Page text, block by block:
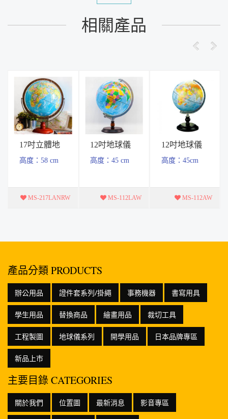
相關產品
17吋立體地
球儀(木座)
高度：58 cm
MS-217LANRW
12吋地球儀
(木)座附燈
高度：45 cm
MS-112LAW
12吋地球儀
(木座)
高度：45cm
MS-112AW
產品分類 PRODUCTS
辦公用品 證件套系列/掛繩 事務機器 書寫用具
學生用品 替換商品 繪畫用品 裁切工具
工程製圖 地球儀系列 開學用品 日本品牌專區
新品上市
主要目錄 CATEGORIES
關於我們 位置圖 最新消息 影音專區